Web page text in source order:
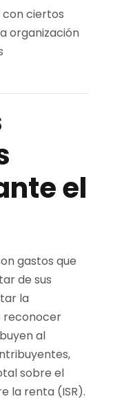
con ciertos
organización
el
gastos que
de sus
la
reconocer
al
sobre el
la renta (ISR).